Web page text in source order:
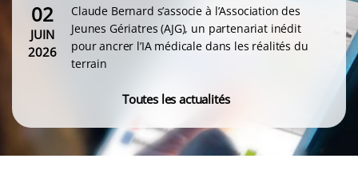
02
JUIN
2026
Claude Bernard s’associe à l’Association des
Jeunes Gériatres (AJG), un partenariat inédit
pour ancrer l’IA médicale dans les réalités du
terrain
Toutes les actualités